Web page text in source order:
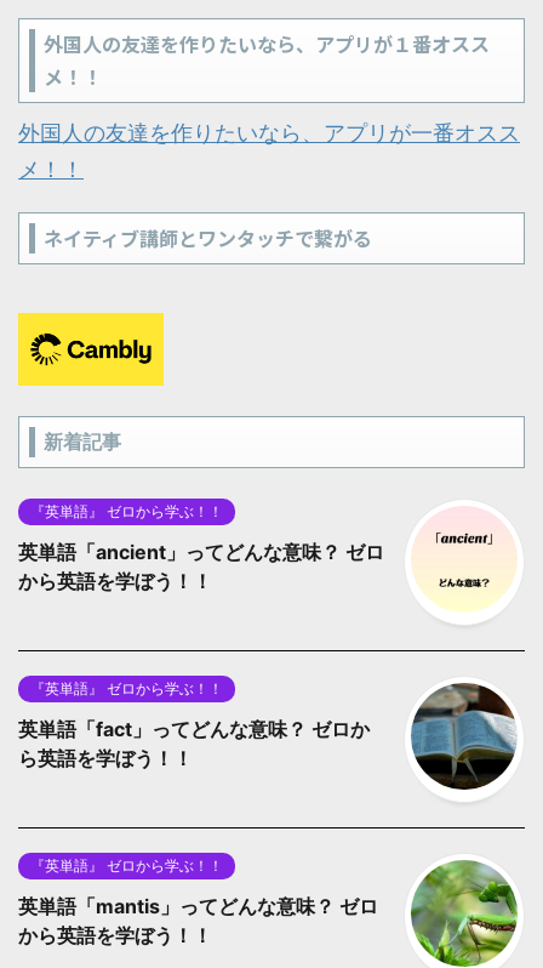
外国人の友達を作りたいなら、アプリが１番オスス
メ！！
外国人の友達を作りたいなら、アプリが一番オスス
メ！！
ネイティブ講師とワンタッチで繋がる
新着記事
『英単語』 ゼロから学ぶ！！
英単語「ancient」ってどんな意味？ ゼロ
から英語を学ぼう！！
『英単語』 ゼロから学ぶ！！
英単語「fact」ってどんな意味？ ゼロか
ら英語を学ぼう！！
『英単語』 ゼロから学ぶ！！
英単語「mantis」ってどんな意味？ ゼロ
から英語を学ぼう！！